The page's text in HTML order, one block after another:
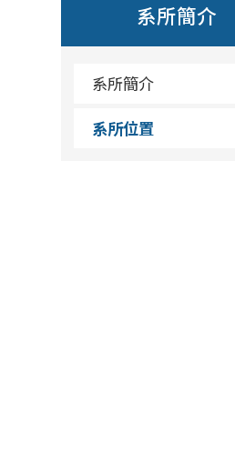
系所簡介
系所簡介
系所位置